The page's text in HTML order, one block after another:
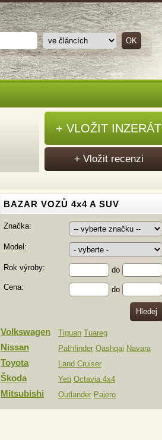
BAZAR VOZŮ 4x4 A SUV
Značka:
Model:
Rok výroby:
do
Cena:
do
Volkswagen Tiguan Tuareg
Nissan Pathfinder Qashqai Navara
Toyota Land Cruiser
Škoda Yeti Octavia 4x4
Mitsubishi Outlander Pajero
+ VLOŽIT INZERÁT
+ Vložit recenzi